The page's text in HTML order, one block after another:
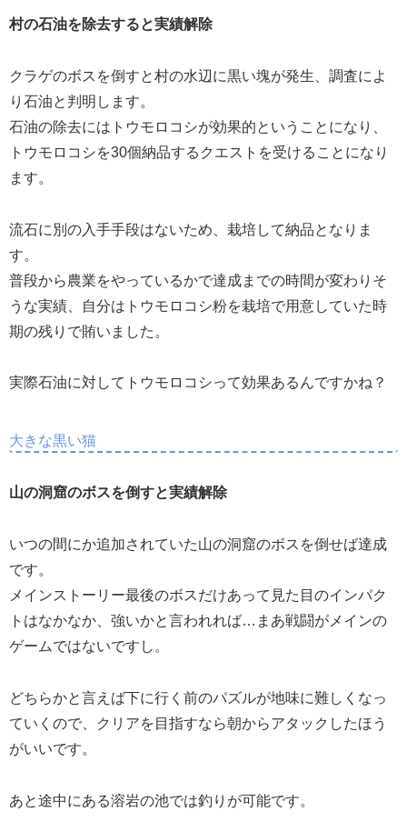
村の石油を除去すると実績解除
クラゲのボスを倒すと村の水辺に黒い塊が発生、調査によ
り石油と判明します。
石油の除去にはトウモロコシが効果的ということになり、
トウモロコシを30個納品するクエストを受けることになり
ます。
流石に別の入手手段はないため、栽培して納品となりま
す。
普段から農業をやっているかで達成までの時間が変わりそ
うな実績、自分はトウモロコシ粉を栽培で用意していた時
期の残りで賄いました。
実際石油に対してトウモロコシって効果あるんですかね？
大きな黒い猫
山の洞窟のボスを倒すと実績解除
いつの間にか追加されていた山の洞窟のボスを倒せば達成
です。
メインストーリー最後のボスだけあって見た目のインパク
トはなかなか、強いかと言われれば…まあ戦闘がメインの
ゲームではないですし。
どちらかと言えば下に行く前のパズルが地味に難しくなっ
ていくので、クリアを目指すなら朝からアタックしたほう
がいいです。
あと途中にある溶岩の池では釣りが可能です。